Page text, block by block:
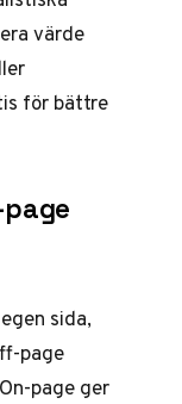
värde
för bättre
sida,
page
page ger